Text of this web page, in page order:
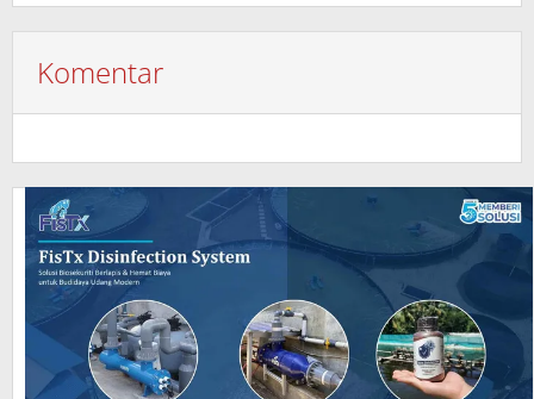
Komentar